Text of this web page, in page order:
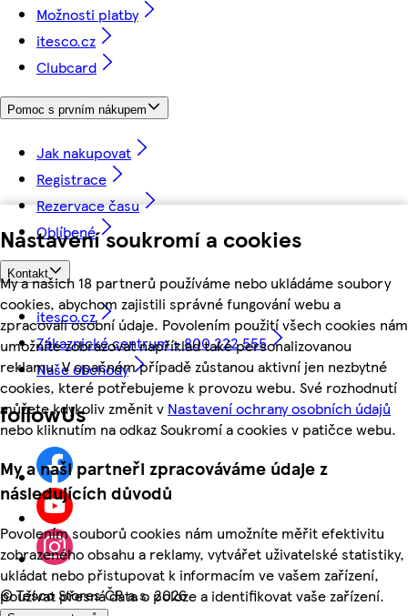
Nastavení soukromí a cookies
My a našich 18 partnerů používáme nebo ukládáme soubory
cookies, abychom zajistili správné fungování webu a
zpracovali osobní údaje. Povolením použití všech cookies nám
umožníte zobrazovat například také personalizovanou
reklamu. V opačném případě zůstanou aktivní jen nezbytné
cookies, které potřebujeme k provozu webu. Své rozhodnutí
můžete kdykoliv změnit v Nastavení ochrany osobních údajů
nebo kliknutím na odkaz Soukromí a cookies v patičce webu.
My a naši partneři zpracováváme údaje z
následujících důvodů
Povolením souborů cookies nám umožníte měřit efektivitu
zobrazeného obsahu a reklamy, vytvářet uživatelské statistiky,
ukládat nebo přistupovat k informacím ve vašem zařízení,
používat přesná data o poloze a identifikovat vaše zařízení.
Možnosti platby
itesco.cz
Clubcard
Pomoc s prvním nákupem
Jak nakupovat
Registrace
Rezervace času
Oblíbené
Kontakt
itesco.cz
Zákaznické centrum - 800 222 555
Naše obchody
followUs
©Tesco Stores ČR a.s. 2026